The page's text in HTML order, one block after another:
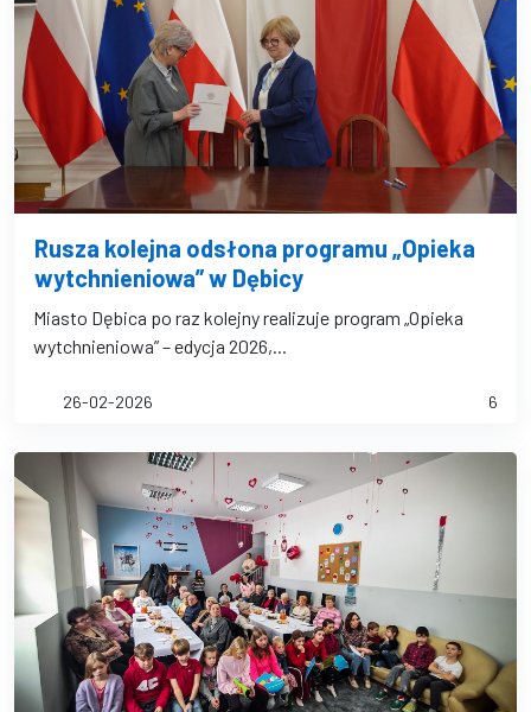
Rusza kolejna odsłona programu „Opieka
wytchnieniowa” w Dębicy
Miasto Dębica po raz kolejny realizuje program „Opieka
wytchnieniowa” – edycja 2026,...
26-02-2026 6